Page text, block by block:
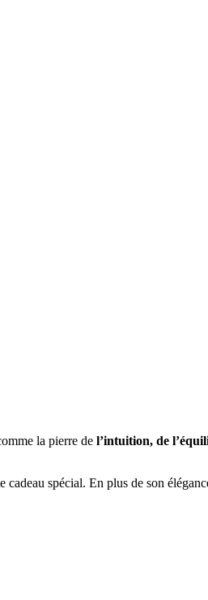
la pierre de l’intuition, de
spécial. En plus de son